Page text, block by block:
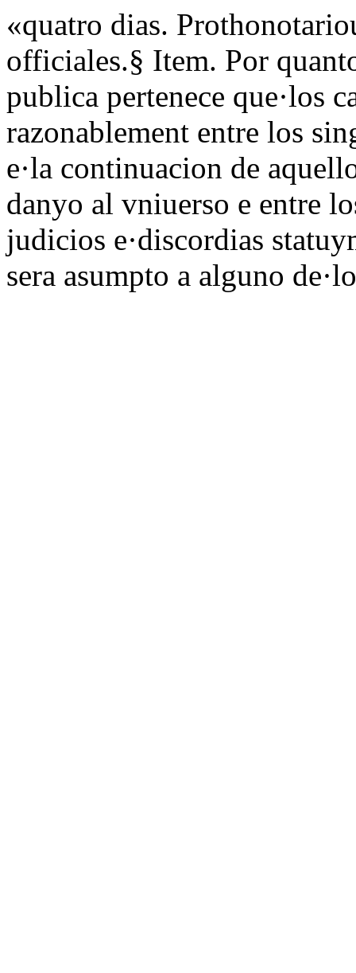
«quatro dias.
officiales.§ Item. Por
publica pertenece que·los
razonablement entre los
e·la continuacion de
danyo al vniuerso e entre
judicios e·discordias
sera asumpto a alguno